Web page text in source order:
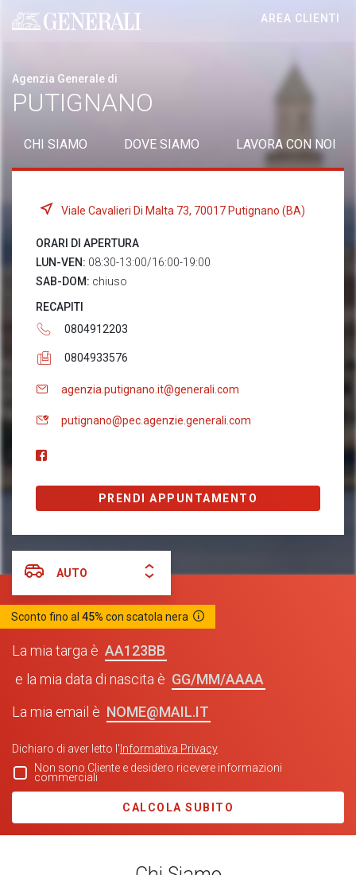
Generali logo
AREA CLIENTI
Agenzia Generale di
PUTIGNANO
CHI SIAMO DOVE SIAMO LAVORA CON NOI
Viale Cavalieri Di Malta 73, 70017 Putignano (BA)
ORARI DI APERTURA
LUN-VEN: 08:30-13:00/16:00-19:00
SAB-DOM: chiuso
RECAPITI
0804912203
0804933576
agenzia.putignano.it@generali.com
putignano@pec.agenzie.generali.com
PRENDI APPUNTAMENTO
AUTO
Sconto fino al 45% con scatola nera
La mia targa è
AA123BB
e la mia data di nascita è
GG/MM/AAAA
La mia email è NOME@MAIL.IT
Dichiaro di aver letto l' Informativa Privacy
Non sono Cliente e desidero ricevere informazioni
commerciali
CALCOLA SUBITO